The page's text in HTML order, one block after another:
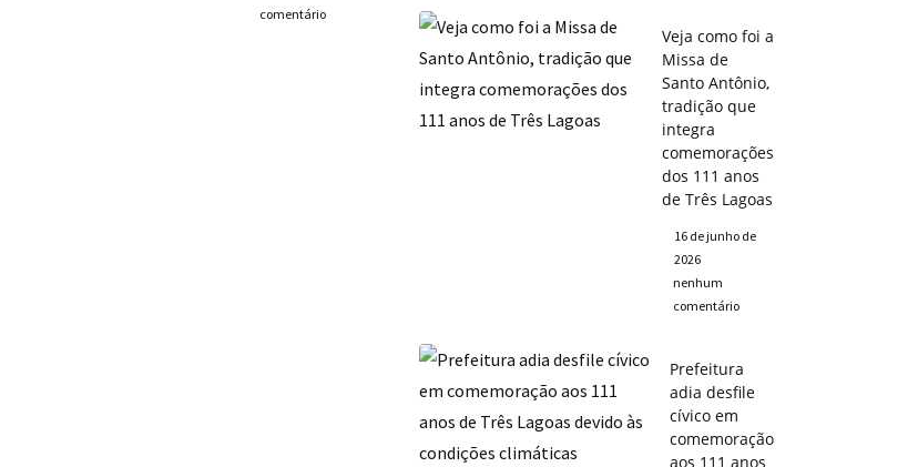
comentário
Veja como foi a
Missa de
Santo Antônio,
tradição que
integra
comemorações
dos 111 anos
de Três Lagoas
16 de junho de
2026
nenhum
comentário
Prefeitura
adia desfile
cívico em
comemoração
aos 111 anos